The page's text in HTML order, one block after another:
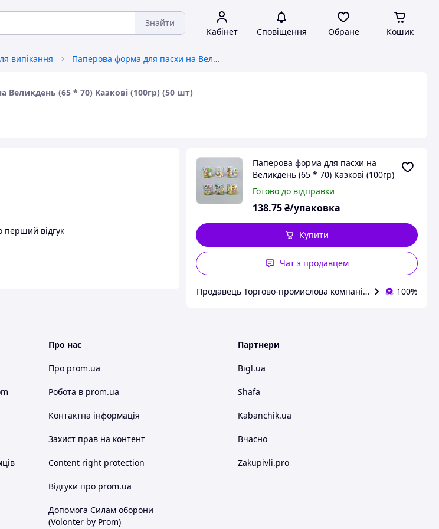
Знайти
Кабінет Сповіщення Обране Кошик
випікання Паперова форма для пасхи на Великдень (65 * 70) Казковi (100гр) (50 шт)
Великдень (65 * 70) Казковi (100гр) (50 шт)
перший відгук
Паперова форма для пасхи на
Великдень (65 * 70) Казковi (100гр)
(50 шт)
Готово до відправки
138.75₴/упаковка
Купити
Чат з продавцем
Продавець Торгово-промислова компанія: Зав Маг Пром
100%
Про нас
Про prom.ua
Робота в prom.ua
Контактна інформація
Захист прав на контент
Content right protection
Відгуки про prom.ua
Допомога Силам оборони
(Volonter by Prom)
Партнери
Bigl.ua
Shafa
Kabanchik.ua
Вчасно
Zakupivli.pro